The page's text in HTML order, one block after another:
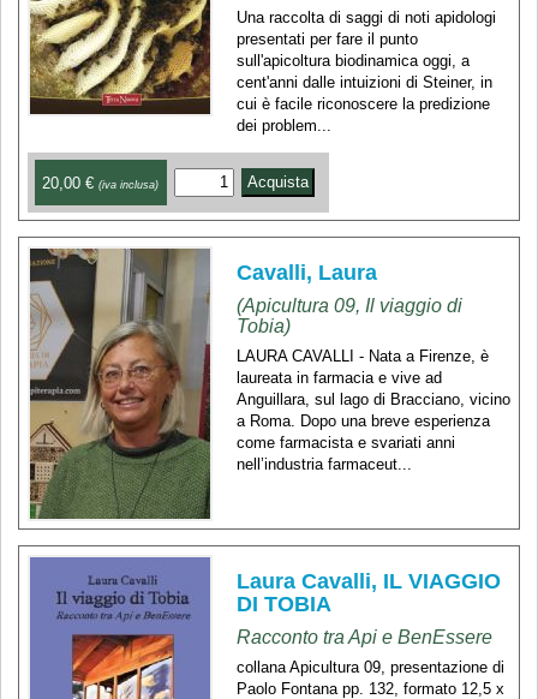
Una raccolta di saggi di noti apidologi
presentati per fare il punto
sull'apicoltura biodinamica oggi, a
cent'anni dalle intuizioni di Steiner, in
cui è facile riconoscere la predizione
dei problem...
20,00 € (iva inclusa)
Cavalli, Laura
(Apicultura 09, Il viaggio di
Tobia)
LAURA CAVALLI - Nata a Firenze, è
laureata in farmacia e vive ad
Anguillara, sul lago di Bracciano, vicino
a Roma. Dopo una breve esperienza
come farmacista e svariati anni
nell’industria farmaceut...
Laura Cavalli, IL VIAGGIO
DI TOBIA
Racconto tra Api e BenEssere
collana Apicultura 09, presentazione di
Paolo Fontana pp. 132, formato 12,5 x